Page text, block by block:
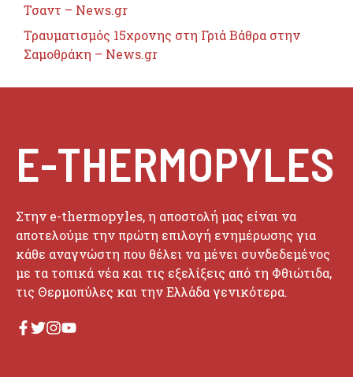
Τσαντ – News.gr
Τραυματισμός 15χρονης στη Γριά Βάθρα στην
Σαμοθράκη – News.gr
E-THERMOPYLES
Στην e-thermopyles, η αποστολή μας είναι να
αποτελούμε την πρώτη επιλογή ενημέρωσης για
κάθε αναγνώστη που θέλει να μένει συνδεδεμένος
με τα τοπικά νέα και τις εξελίξεις από τη Φθιώτιδα,
τις Θερμοπύλες και την Ελλάδα γενικότερα.